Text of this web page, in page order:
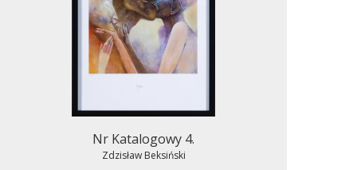
Nr Katalogowy 4.
Zdzisław Beksiński